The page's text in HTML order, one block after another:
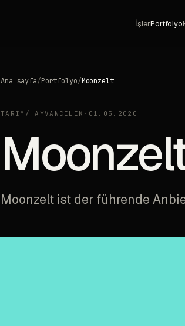
İşlerPortfolyo
Ana sayfa/Portfolyo/Moonzelt
TARIM/HAYVANCILIK · 01.05.2020
Moonzelt ist der führende